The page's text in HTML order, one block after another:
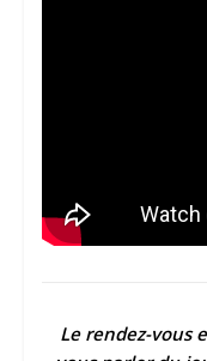
Le rendez-vous